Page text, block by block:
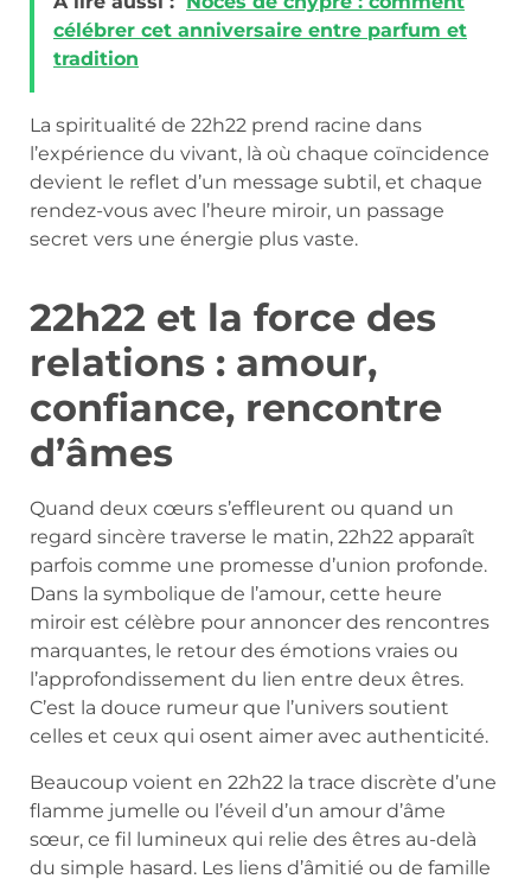
célébrer cet anniversaire entre parfum et
tradition
La spiritualité de 22h22 prend racine dans
l’expérience du vivant, là où chaque coïncidence
devient le reflet d’un message subtil, et chaque
rendez-vous avec l’heure miroir, un passage
secret vers une énergie plus vaste.
22h22 et la force des
relations : amour,
confiance, rencontre
d’âmes
Quand deux cœurs s’effleurent ou quand un
regard sincère traverse le matin, 22h22 apparaît
parfois comme une promesse d’union profonde.
Dans la symbolique de l’amour, cette heure
miroir est célèbre pour annoncer des rencontres
marquantes, le retour des émotions vraies ou
l’approfondissement du lien entre deux êtres.
C’est la douce rumeur que l’univers soutient
celles et ceux qui osent aimer avec authenticité.
Beaucoup voient en 22h22 la trace discrète d’une
flamme jumelle ou l’éveil d’un amour d’âme
sœur, ce fil lumineux qui relie des êtres au-delà
du simple hasard. Les liens d’âmitié ou de famille